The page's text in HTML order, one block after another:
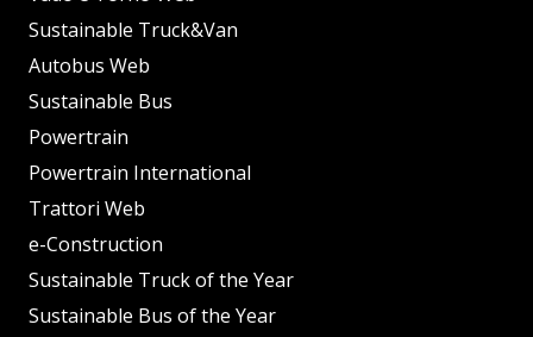
Sustainable Truck&Van
Autobus Web
Sustainable Bus
Powertrain
Powertrain International
Trattori Web
e-Construction
Sustainable Truck of the Year
Sustainable Bus of the Year